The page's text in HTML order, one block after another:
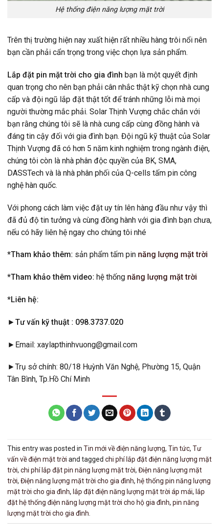
Hệ thống điện năng lượng mặt trời
Trên thị trường hiện nay xuất hiện rất nhiều hàng trôi nổi nên
bạn cần phải cẩn trọng trong việc chọn lựa sản phẩm.
Lắp đặt pin mặt trời cho gia đình bạn là một quyết định
quan trọng cho nên bạn phải cân nhắc thật kỹ chọn nhà cung
cấp và đội ngũ lắp đặt thật tốt để tránh những lỗi mà mọi
người thường mắc phải. Solar Thịnh Vượng chắc chắn với
bạn rằng chúng tôi sẽ là nhà cung cấp cùng đồng hành và
đáng tin cậy đối với gia đình bạn. Đội ngũ kỹ thuật của Solar
Thịnh Vượng đã có hơn 5 năm kinh nghiệm trong ngành điện,
chúng tôi còn là nhà phân độc quyền của BK, SMA,
DASSTech và là nhà phân phối của Q-cells tấm pin công
nghệ hàn quốc.
Với phong cách làm việc đặt uy tín lên hàng đầu như vậy thì
đã đủ độ tin tưởng và cùng đồng hành với gia đình bạn chưa,
nếu có hãy liên hệ ngay cho chúng tôi nhé
*Tham khảo thêm: sản phẩm tấm pin năng lượng mặt trời
*Tham khảo thêm video: hệ thống năng lượng mặt trời
*Liên hệ:
►Tư vấn kỹ thuật : 098.3737.020
►Email: xaylapthinhvuong@gmail.com
►Trụ sở chính: 80/18 Huỳnh Văn Nghệ, Phường 15, Quận
Tân Bình, Tp.Hồ Chí Minh
This entry was posted in Tin mới về điện năng lượng, Tin tức, Tư
vấn về điện mặt trời and tagged chi phí lắp đặt điện năng lượng mặt
trời, chi phí lắp đặt pin năng lượng mặt trời, Điện năng lượng mặt
trời, Điện năng lượng mặt trời cho gia đình, hệ thống pin năng lượng
mặt trời cho gia đình, lắp đặt điện năng lượng mặt trời áp mái, lắp
đặt hệ thống điện năng lượng mặt trời cho hộ gia đình, pin năng
lượng mặt trời cho gia đình.